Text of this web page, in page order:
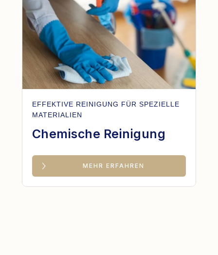
EFFEKTIVE REINIGUNG FÜR SPEZIELLE
MATERIALIEN
Chemische Reinigung
MEHR ERFAHREN